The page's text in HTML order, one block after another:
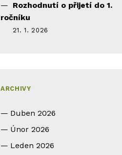
Rozhodnutí o přijetí do 1.
ročníku
21. 1. 2026
ARCHIVY
Duben 2026
Únor 2026
Leden 2026